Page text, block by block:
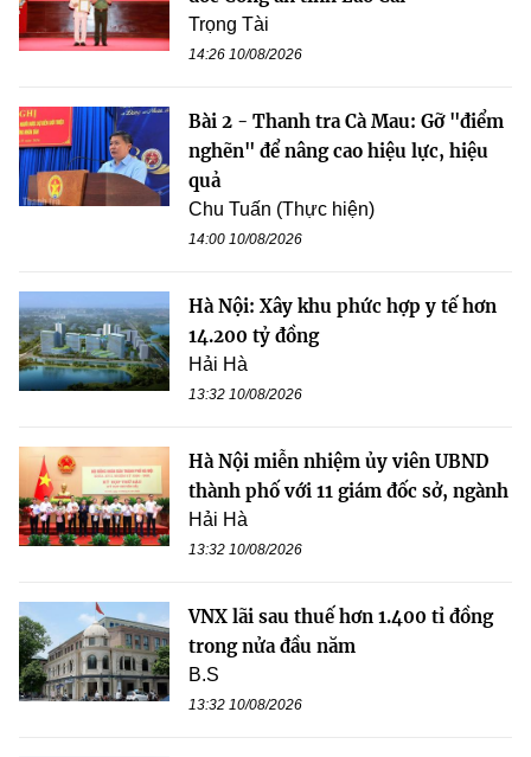
Trọng Tài
14:26 10/08/2026
Bài 2 - Thanh tra Cà Mau: Gỡ "điểm
nghẽn" để nâng cao hiệu lực, hiệu
quả
Chu Tuấn (Thực hiện)
14:00 10/08/2026
Hà Nội: Xây khu phức hợp y tế hơn
14.200 tỷ đồng
Hải Hà
13:32 10/08/2026
Hà Nội miễn nhiệm ủy viên UBND
thành phố với 11 giám đốc sở, ngành
Hải Hà
13:32 10/08/2026
VNX lãi sau thuế hơn 1.400 tỉ đồng
trong nửa đầu năm
B.S
13:32 10/08/2026